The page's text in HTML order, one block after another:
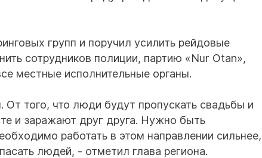
групп и поручил усилить рейдовые
сотрудников полиции, партию «Nur Otan»,
местные исполнительные органы.
того, что люди будут пропускать свадьбы и
и заражают друг друга. Нужно быть
работать в этом направлении сильнее,
людей, - отметил глава региона.